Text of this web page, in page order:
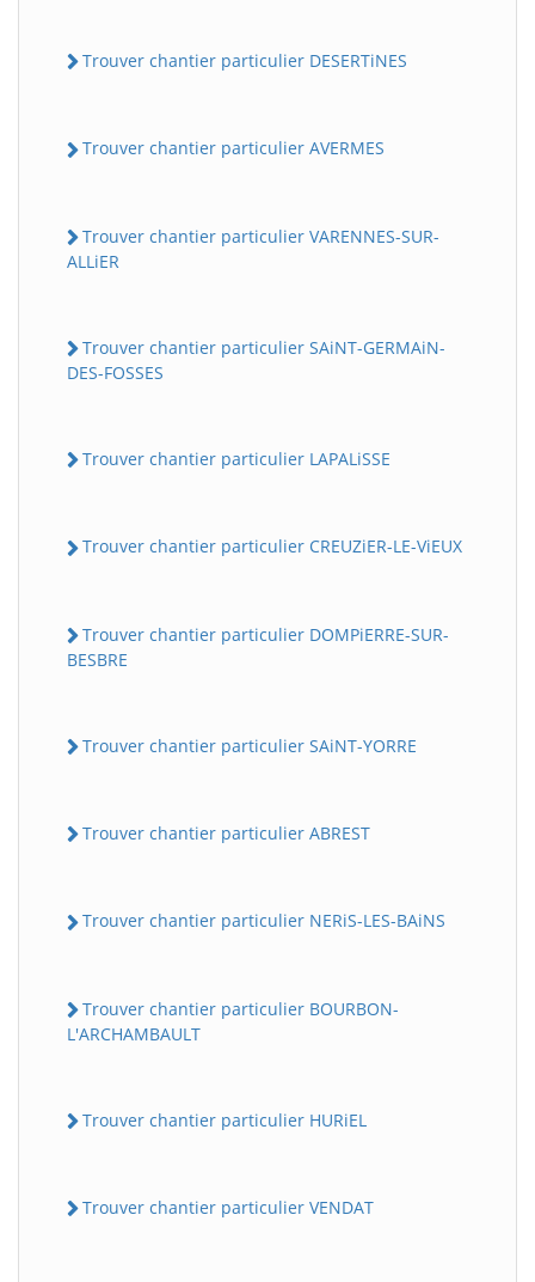
Trouver chantier particulier DESERTiNES
Trouver chantier particulier AVERMES
Trouver chantier particulier VARENNES-SUR-
ALLiER
Trouver chantier particulier SAiNT-GERMAiN-
DES-FOSSES
Trouver chantier particulier LAPALiSSE
Trouver chantier particulier CREUZiER-LE-ViEUX
Trouver chantier particulier DOMPiERRE-SUR-
BESBRE
Trouver chantier particulier SAiNT-YORRE
Trouver chantier particulier ABREST
Trouver chantier particulier NERiS-LES-BAiNS
Trouver chantier particulier BOURBON-
L'ARCHAMBAULT
Trouver chantier particulier HURiEL
Trouver chantier particulier VENDAT